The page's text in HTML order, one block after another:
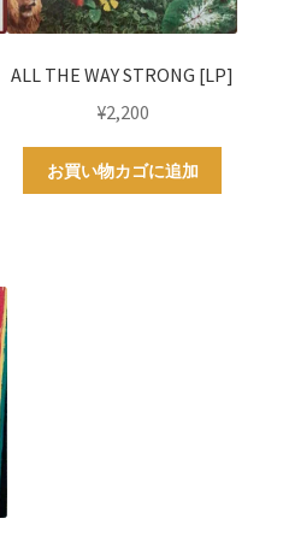
ALL THE WAY STRONG [LP]
¥2,200
お買い物カゴに追加